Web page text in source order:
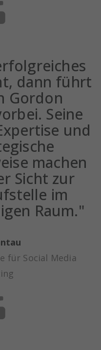
dann führt
Gordon
Seine
und
machen
Sicht zur
im
Raum."
für Social Media